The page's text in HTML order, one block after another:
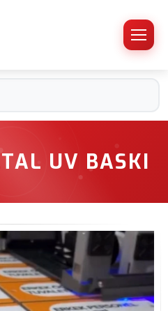
UV BASKI